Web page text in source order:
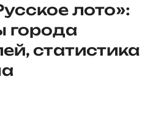
лото»:
города
статистика